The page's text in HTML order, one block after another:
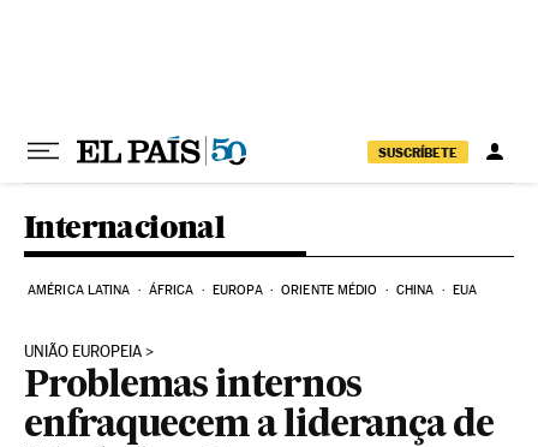
SUSCRÍBETE
Internacional
AMÉRICA LATINA ÁFRICA EUROPA ORIENTE MÉDIO CHINA EUA
UNIÃO EUROPEIA
Problemas internos
enfraquecem a liderança de